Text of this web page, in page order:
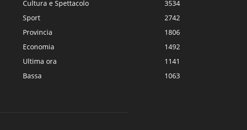
Cultura e Spettacolo
3534
Sport
2742
Provincia
1806
Economia
1492
Ultima ora
1141
Bassa
1063